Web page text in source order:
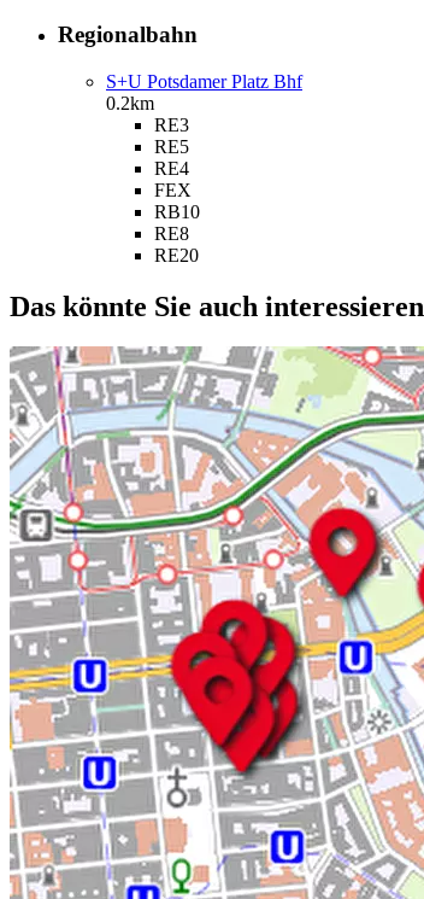
Regional­bahn
S+U Potsdamer Platz Bhf
0.2km
RE3
RE5
RE4
FEX
RB10
RE8
RE20
Das könnte Sie auch interessieren